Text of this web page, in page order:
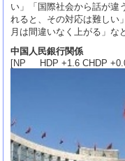
い」「国際社会から話が違
れると、その対応は難しい
月は間違いなく上がる」な
中国人民銀行関係
[NP HDP +1.6 CHDP